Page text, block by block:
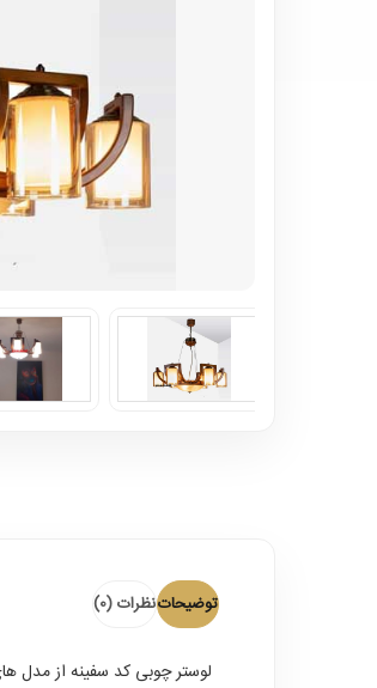
توضیحاتنظرات (0)
لوستر چوبی کد سفینه